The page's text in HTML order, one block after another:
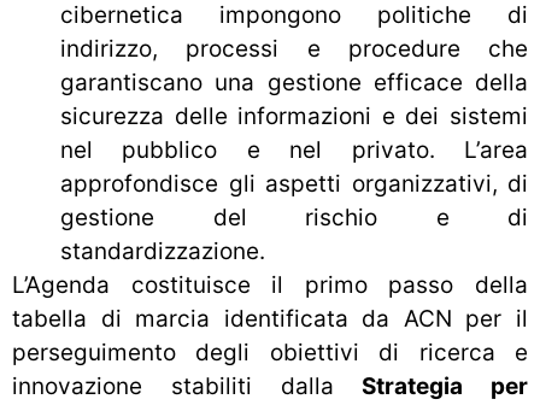
cibernetica impongono politiche di
indirizzo, processi e procedure che
garantiscano una gestione efficace della
sicurezza delle informazioni e dei sistemi
nel pubblico e nel privato. L’area
approfondisce gli aspetti organizzativi, di
gestione del rischio e di
standardizzazione.
L’Agenda costituisce il primo passo della
tabella di marcia identificata da ACN per il
perseguimento degli obiettivi di ricerca e
innovazione stabiliti dalla Strategia per